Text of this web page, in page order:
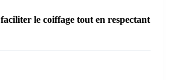
faciliter le coiffage tout en respectant